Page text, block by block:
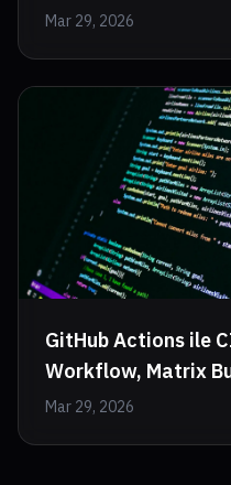
Mar 29, 2026
GitHub Actions ile
Workflow, Matrix
Mar 29, 2026